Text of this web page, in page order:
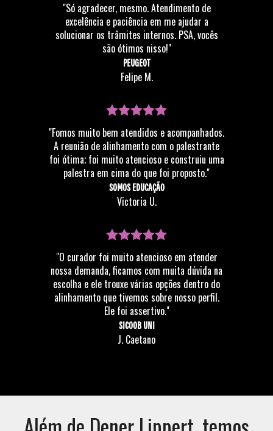
"Só agradecer, mesmo. Atendimento de
excelência e paciência em me ajudar a
solucionar os trâmites internos. PSA, vocês
são ótimos nisso!"
PEUGEOT
Felipe M.
"Fomos muito bem atendidos e acompanhados.
A reunião de alinhamento com o palestrante
foi ótima; foi muito atencioso e construiu uma
palestra em cima do que foi proposto."
SOMOS EDUCAÇÃO
Victoria U.
"O curador foi muito atencioso em atender
nossa demanda, ficamos com muita dúvida na
escolha e ele trouxe várias opções dentro do
alinhamento que tivemos sobre nosso perfil.
Ele foi assertivo."
SICOOB UNI
J. Caetano